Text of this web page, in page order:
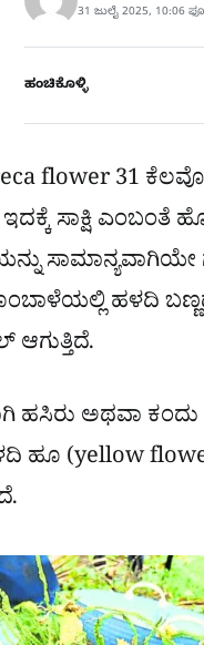
31 ಜುಲೈ 2025, 10:06
ಹಂಚಿಕೊಳ್ಳಿ
flower 31
ಇದಕ್ಕೆ ಸಾಕ್ಷಿ
ಹಳದಿ
ಆಗುತ್ತಿದೆ.
ಹಸಿರು ಅಥವಾ ಕಂದು
ಹೂ (yellow